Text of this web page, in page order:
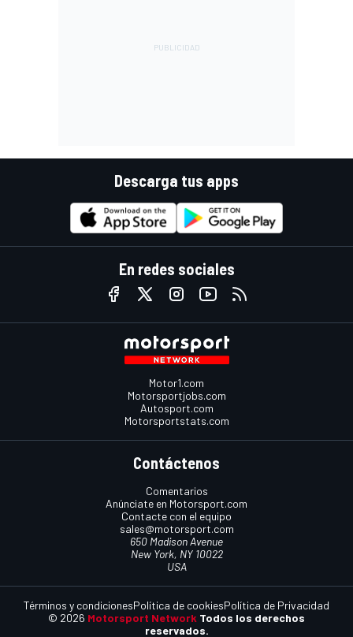
Descarga tus apps
En redes sociales
Motor1.com
Motorsportjobs.com
Autosport.com
Motorsportstats.com
Contáctenos
Comentarios
Anúnciate en Motorsport.com
Contacte con el equipo
sales@motorsport.com
650 Madison Avenue
New York, NY 10022
USA
© 2026 Motorsport Network Todos los derechos
reservados.
Términos y condicionesPolítica de cookiesPolítica de Privacidad